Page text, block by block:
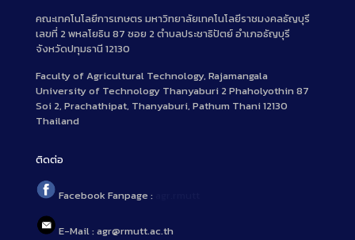
คณะเทคโนโลยีการเกษตร มหาวิทยาลัยเทคโนโลยีราชมงคลธัญบุรี
เลขที่ 2 พหลโยธิน 87 ซอย 2 ตำบลประชาธิปัตย์ อำเภอธัญบุรี
จังหวัดปทุมธานี 12130
Faculty of Agricultural Technology, Rajamangala
University of Technology Thanyaburi 2 Phaholyothin 87
Soi 2, Prachathipat, Thanyaburi, Pathum Thani 12130
Thailand
ติดต่อ
Facebook Fanpage :
E-Mail : agr@rmutt.ac.th